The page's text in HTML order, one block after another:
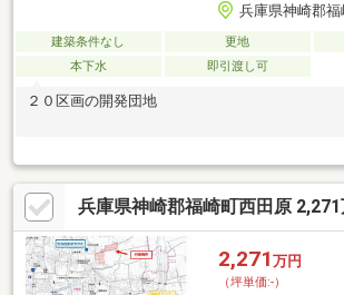
兵庫県神崎郡
建築条件なし 更地
本下水
即引渡し可
２０区画の開発団地
兵庫県神崎郡福崎町西田原 2,271
2,271 万円
（坪単価:-）